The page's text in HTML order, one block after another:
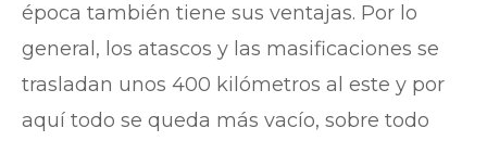
época también tiene sus ventajas. Por lo
general, los atascos y las masificaciones se
trasladan unos 400 kilómetros al este y por
aquí todo se queda más vacío, sobre todo